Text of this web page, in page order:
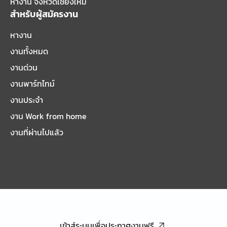
สำหรับผู้สมัครงาน
หางาน
งานทั้งหมด
งานด่วน
งานพาร์ทไทม์
งานประจำ
งาน Work from home
งานที่ผ่านไปแล้ว